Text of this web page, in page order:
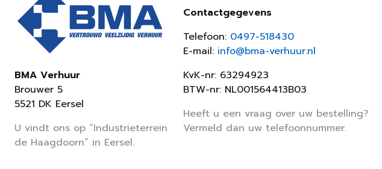
BMA Verhuur
Brouwer 5
5521 DK Eersel
U vindt ons op “Industrieterrein
de Haagdoorn” in Eersel.
Contactgegevens
Telefoon: 0497-518430
E-mail: info@bma-verhuur.nl
KvK-nr: 63294923
BTW-nr: NL001564413B03
Heeft u een vraag over uw bestelling?
Vermeld dan uw telefoonnummer.